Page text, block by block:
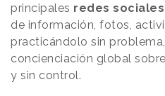
principales redes sociales
de información, fotos,
practicándolo sin
concienciación global
y sin control.